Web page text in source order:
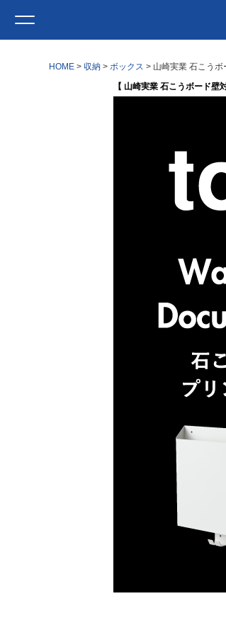
HOME 収納 ボックス
山崎実業 石こう
【 山崎実業 石こうボード壁